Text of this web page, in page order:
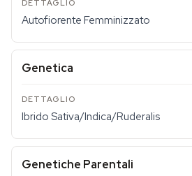
Autofiorente Femminizzato
Genetica
Ibrido Sativa/Indica/Ruderalis
Genetiche Parentali